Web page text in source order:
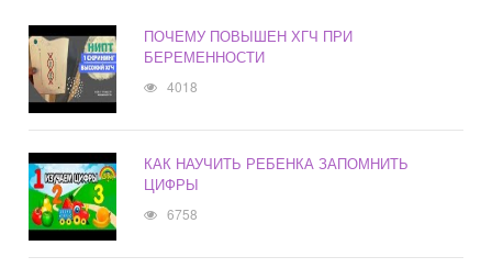
ПОЧЕМУ ПОВЫШЕН ХГЧ ПРИ
БЕРЕМЕННОСТИ
4018
КАК НАУЧИТЬ РЕБЕНКА ЗАПОМНИТЬ
ЦИФРЫ
6758